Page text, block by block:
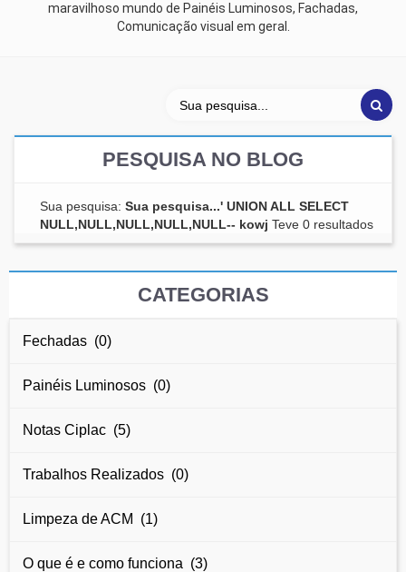
maravilhoso mundo de Painéis Luminosos, Fachadas,
Comunicação visual em geral.
PESQUISA NO BLOG
Sua pesquisa: Sua pesquisa...' UNION ALL SELECT
NULL,NULL,NULL,NULL,NULL-- kowj Teve 0 resultados
CATEGORIAS
Fechadas (0)
Painéis Luminosos (0)
Notas Ciplac (5)
Trabalhos Realizados (0)
Limpeza de ACM (1)
O que é e como funciona (3)